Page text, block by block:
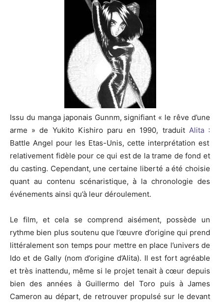
Issu du manga japonais Gunnm, signifiant « le rêve d’une
arme » de Yukito Kishiro paru en 1990, traduit Alita :
Battle Angel pour les Etas-Unis, cette interprétation est
relativement fidèle pour ce qui est de la trame de fond et
du casting. Cependant, une certaine liberté a été choisie
quant au contenu scénaristique, à la chronologie des
événements ainsi qu’à leur déroulement.
Le film, et cela se comprend aisément, possède un
rythme bien plus soutenu que l’œuvre d’origine qui prend
littéralement son temps pour mettre en place l’univers de
Ido et de Gally (nom d’origine d’Alita). Il est fort agréable
et très inattendu, même si le projet tenait à cœur depuis
bien des années à Guillermo delToro puis à James
Cameron au départ, de retrouver propulsé sur le devant